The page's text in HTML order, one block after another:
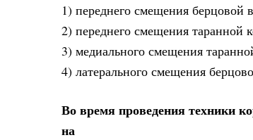
1) переднего смещения берцовой
2) переднего смещения таранной
3) медиального смещения
4) латерального смещения
Во время проведения техники
на